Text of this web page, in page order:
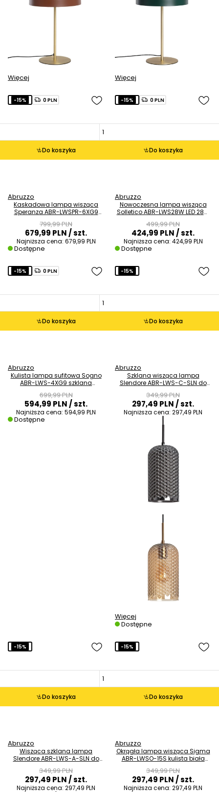
Więcej Więcej
Do koszyka
-15% 0 PLN
Abruzzo
Kaskadowa lampa wisząca
Speranza ABR-LWSPR-6XG9
799,99 PLN
679,99 PLN/ szt.
Najniższa cena: 679,99 PLN
Dostępne
Do koszyka
-15% 0 PLN
Abruzzo
Nowoczesna lampa wisząca
Solletico ABR-LWS28W LED 28W
499,99 PLN
424,99 PLN/ szt.
Najniższa cena: 424,99 PLN
Dostępne
Do koszyka
-15% 0 PLN
Abruzzo
Kulista lampa sufitowa Sogno
ABR-LWS-4XG9 szklana
699,99 PLN
594,99 PLN/ szt.
Najniższa cena: 594,99 PLN
Dostępne
Do koszyka
-15%
Abruzzo
Szklana wisząca lampa
Slendore ABR-LWS-C-SLN do
349,99 PLN
297,49 PLN/ szt.
Najniższa cena: 297,49 PLN
Więcej
Dostępne
Do koszyka
-15%
Abruzzo
Wisząca szklana lampa
Slendore ABR-LWS-A-SLN do
349,99 PLN
297,49 PLN/ szt.
Najniższa cena: 297,49 PLN
Do koszyka
-15%
Abruzzo
Okrągła lampa wisząca Sigma
ABR-LWSO-15S kulista biała
349,99 PLN
297,49 PLN/ szt.
Najniższa cena: 297,49 PLN